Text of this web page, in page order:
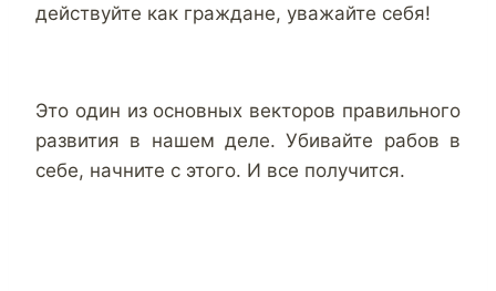
действуйте как граждане, уважайте себя!
Это один из основных векторов правильного
развития в нашем деле. Убивайте рабов в
себе, начните с этого. И все получится.